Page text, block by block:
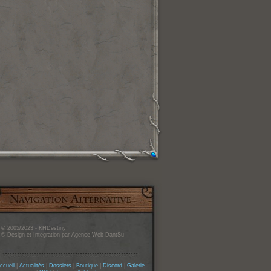
© 2005/2023 - KHDestiny
© Design et Integration par Agence Web DantSu
Actualités Dossiers| Boutique| Discord
Galerie